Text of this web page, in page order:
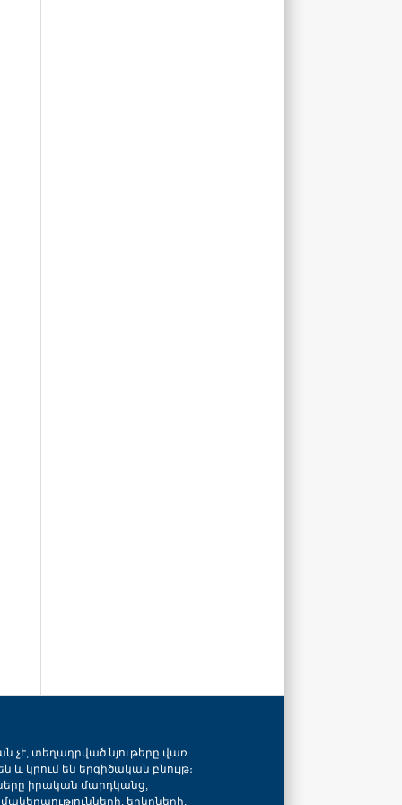
չէ, տեղադրված նյութերը վառ
և կրում են երգիծական բնույթ։
իրական մարդկանց,
երկրների,